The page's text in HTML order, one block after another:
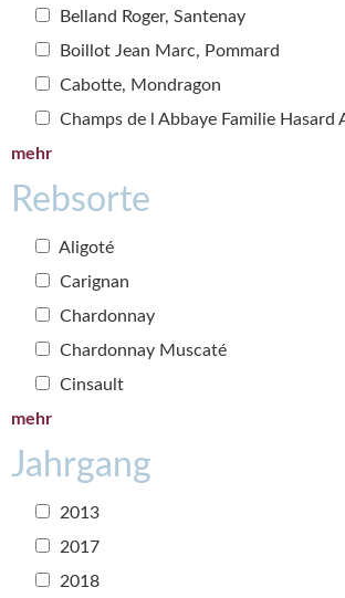
Belland Roger, Santenay
Boillot Jean Marc, Pommard
Cabotte, Mondragon
Champs de l Abbaye Familie Hasard
mehr
Rebsorte
Aligoté
Carignan
Chardonnay
Chardonnay Muscaté
Cinsault
mehr
Jahrgang
2013
2017
2018